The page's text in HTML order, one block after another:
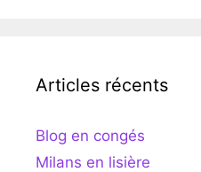
Articles récents
Blog en congés
Milans en lisière